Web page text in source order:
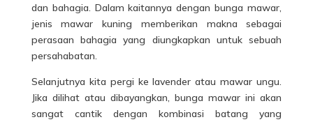
dan bahagia. Dalam kaitannya dengan bunga mawar,
jenis mawar kuning memberikan makna sebagai
perasaan bahagia yang diungkapkan untuk sebuah
persahabatan.
Selanjutnya kita pergi ke lavender atau mawar ungu.
Jika dilihat atau dibayangkan, bunga mawar ini akan
sangat cantik dengan kombinasi batang yang